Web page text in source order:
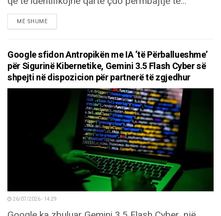
MË SHUMËDETAILS
Google sfidon Antropikën me IA ‘të Përballueshme’
për Sigurinë Kibernetike, Gemini 3.5 Flash Cyber ​​​​së
shpejti në dispozicion për partnerë të zgjedhur
26/07/2026 - 14:29